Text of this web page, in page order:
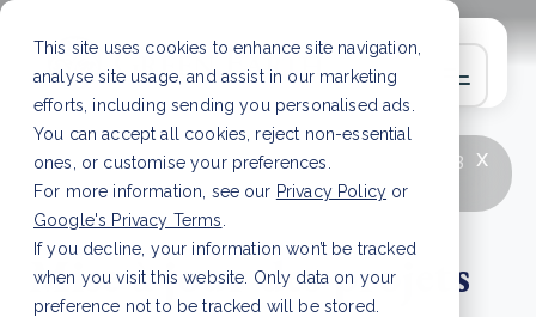
This site uses cookies to enhance site navigation,
analyse site usage, and assist in our marketing
efforts, including sending you personalised ads.
You can accept all cookies, reject non-essential
ones, or customise your preferences.
For more information, see our Privacy Policy or
Google's Privacy Terms
If you decline, your information won’t be tracked
when you visit this website. Only data on your
preference not to be tracked will be stored.
x
LATEST ARTICLE
How to improve Scope 3
data accuracy for CSRD Read Article
Mise à jour des projets